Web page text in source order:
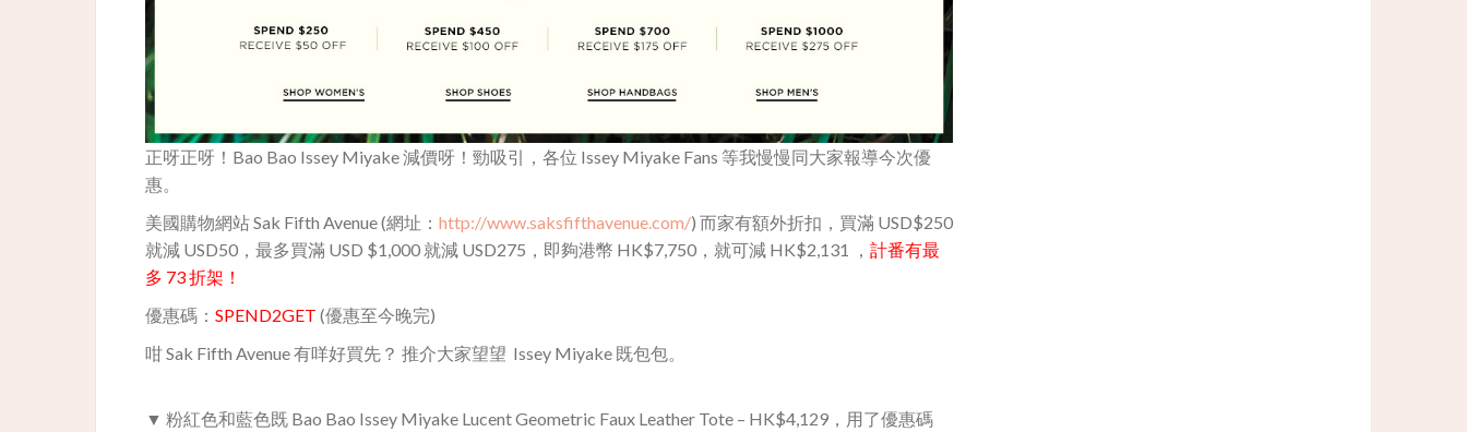
正呀正呀！Bao Bao Issey Miyake 減價呀！勁吸引，各位 Issey Miyake Fans 等我慢慢同大家報導今次優
惠。
美國購物網站 Sak Fifth Avenue (網址： http://www.saksfifthavenue.com/) 而家有額外折扣，買滿 USD$250
就減 USD50，最多買滿 USD $1,000 就減 USD275，即夠港幣 HK$7,750，就可減 HK$2,131 ， 計番有最
多 73 折架！
優惠碼： SPEND2GET (優惠至今晚完)
咁 Sak Fifth Avenue 有咩好買先？ 推介大家望望 Issey Miyake 既包包。
▼ 粉紅色和藍色既 Bao Bao Issey Miyake Lucent Geometric Faux Leather Tote – HK$4,129，用了優惠碼